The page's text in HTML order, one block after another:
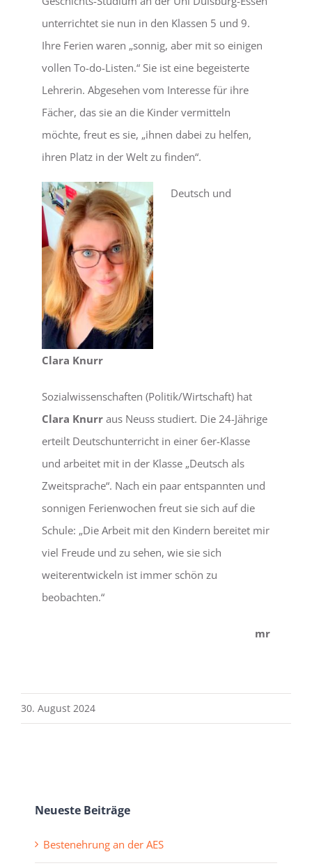
unterrichtet sie nun in den Klassen 5 und 9.
Ihre Ferien waren „sonnig, aber mit so einigen
vollen To-do-Listen.“ Sie ist eine begeisterte
Lehrerin. Abgesehen vom Interesse für ihre
Fächer, das sie an die Kinder vermitteln
möchte, freut es sie, „ihnen dabei zu helfen,
ihren Platz in der Welt zu finden“.
Clara Knurr
Deutsch und
Sozialwissenschaften (Politik/Wirtschaft) hat
Clara Knurr aus Neuss studiert. Die 24-Jährige
erteilt Deutschunterricht in einer 6er-Klasse
und arbeitet mit in der Klasse „Deutsch als
Zweitsprache“. Nach ein paar entspannten und
sonnigen Ferienwochen freut sie sich auf die
Schule: „Die Arbeit mit den Kindern bereitet mir
viel Freude und zu sehen, wie sie sich
weiterentwickeln ist immer schön zu
beobachten.“
mr
30. August 2024
Neueste Beiträge
Bestenehrung an der AES